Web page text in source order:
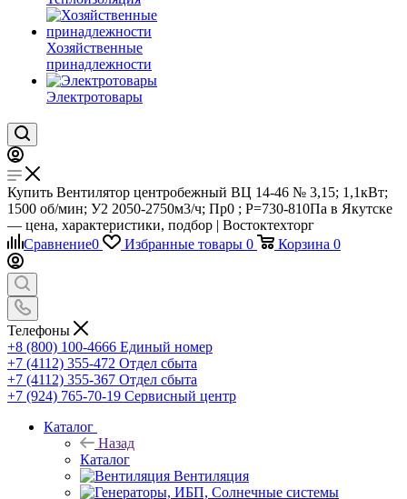
Хозяйственные
принадлежности
Электротовары
Купить Вентилятор центробежный ВЦ 14-46 № 3,15; 1,1кВт;
1500 об/мин; У2 2050-2750м3/ч; Пр0 ; Р=730-810Па в Якутске
— цена, характеристики, подбор | Востоктехторг
Сравнение0 Избранные товары 0 Корзина 0
Телефоны
+8 (800) 100-4666 Единый номер
+7 (4112) 355-472 Отдел сбыта
+7 (4112) 355-367 Отдел сбыта
+7 (924) 765-70-19 Сервисный центр
Каталог
Назад
Каталог
Вентиляция